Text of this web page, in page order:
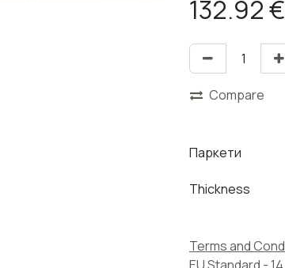
132.92€
Compare
Паркети
Thickness
Terms and